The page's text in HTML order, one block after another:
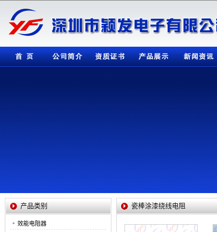
简介 资质证书 产品展示 新闻资讯 检测设备
瓷棒涂漆绕线电阻
产品类别
效能电阻器